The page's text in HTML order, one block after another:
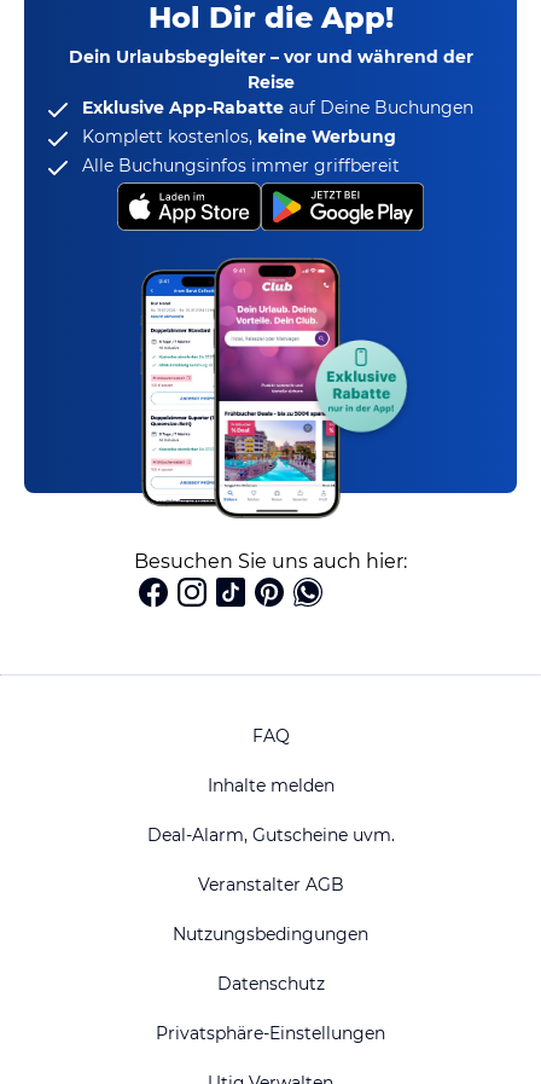
Hol Dir die App!
Dein Urlaubsbegleiter – vor und während der
Reise
Exklusive App-Rabatte auf Deine Buchungen
Komplett kostenlos, keine Werbung
Alle Buchungsinfos immer griffbereit
Besuchen Sie uns auch hier:
FAQ
Inhalte melden
Deal-Alarm, Gutscheine uvm.
Veranstalter AGB
Nutzungsbedingungen
Datenschutz
Privatsphäre-Einstellungen